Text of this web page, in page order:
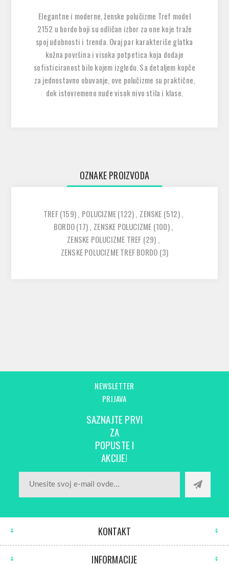
Elegantne i moderne, ženske polučizme Tref model
2152 u bordo boji su odličan izbor za one koje traže
spoj udobnosti i trenda. Ovaj par karakteriše glatka
kožna površina i visoka potpetica koja dodaje
sofisticiranost bilo kojem izgledu. Sa detaljem kopče
za jednostavno obuvanje, ove polučizme su praktične,
dok istovremeno nude visok nivo stila i klase.
OZNAKE PROIZVODA
TREF(159), POLUCIZME(122), ZENSKE (512),
BORDO(17), ZENSKE POLUCIZME (100),
ZENSKE POLUCIZME TREF (29) ,
ZENSKE POLUCIZME TREF BORDO (3)
NEWSLETTER
PRIJAVA
SAZNAJTE PRVI
ZA
POPUSTE I
AKCIJE!
KONTAKT
INFORMACIJE